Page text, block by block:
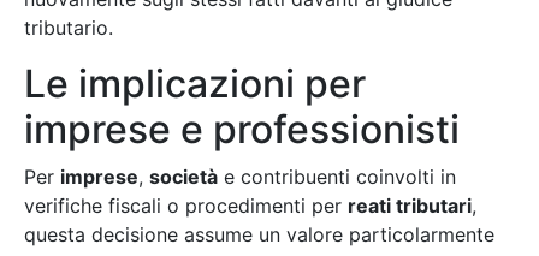
tributario.
Le implicazioni per
imprese e professionisti
Per imprese, società e contribuenti coinvolti in
verifiche fiscali o procedimenti per reati tributari,
questa decisione assume un valore particolarmente